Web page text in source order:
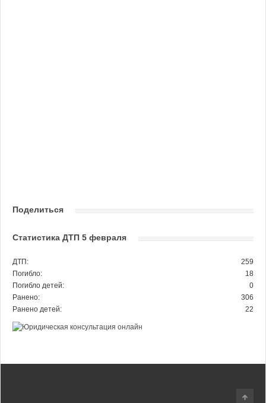
Поделиться
Статистика ДТП 5 февраля
ДТП:
259
Погибло:
18
Погибло детей:
0
Ранено:
306
Ранено детей:
22